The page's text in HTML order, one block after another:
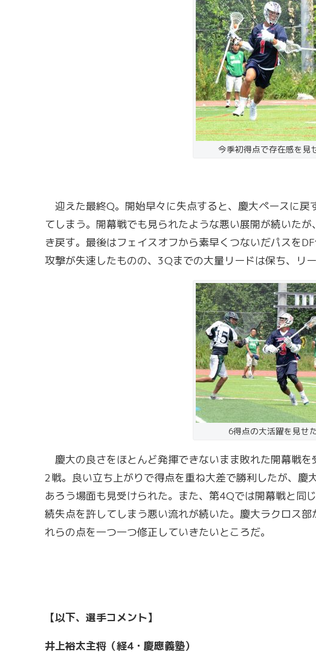
今季初得点で存在感を見
迎えた最終Q。開始早々に失点すると、慶大ペースに戻
てしまう。開幕戦でも見られたような悪い展開が続いた
き戻す。最後はフェイスオフから素早くつないだパスを
攻撃が失速したものの、3Qまでの大量リードは保ち、リ
6得点の大活躍を見せ
慶大の良さをほとんど発揮できないまま敗れた開幕戦
2戦。良い立ち上がりで得点を重ね大差で勝利したが、慶
あろう場面も見受けられた。また、第4Qでは開幕戦と同
続失点を許してしまう悪い流れが続いた。慶大ラクロス
れらの点を一つ一つ修正していきたいところだ。
【以下、選手コメント】
井上裕太主将（経4・慶應義塾）